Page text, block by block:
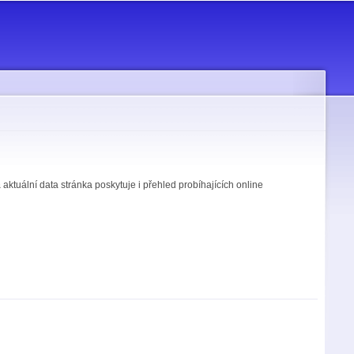
data stránka poskytuje i přehled probíhajících online